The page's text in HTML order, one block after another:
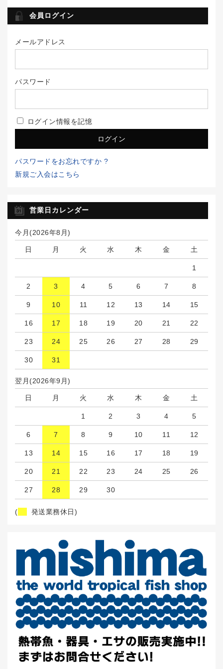
会員ログイン
メールアドレス
パスワード
ログイン情報を記憶
パスワードをお忘れですか ?
新規ご入会はこちら
営業日カレンダー
今月(2026年8月)
日 月 火 水 木 金 土
1
2 3 4 5 6 7 8
9 10 11 12 13 14 15
16 17 18 19 20 21 22
23 24 25 26 27 28 29
30 31
翌月(2026年9月)
日 月 火 水 木 金 土
1 2 3 4 5
6 7 8 9 10 11 12
13 14 15 16 17 18 19
20 21 22 23 24 25 26
27 28 29 30
( 発送業務休日)